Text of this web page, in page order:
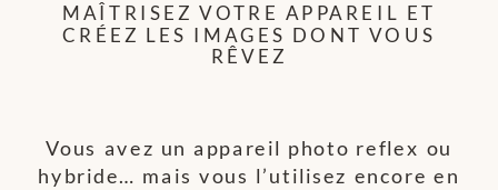
Vous avez un appareil photo reflex ou
hybride… mais vous l’utilisez encore en
MAÎTRISEZ VOTRE APPAREIL ET
CRÉEZ LES IMAGES DONT VOUS
RÊVEZ